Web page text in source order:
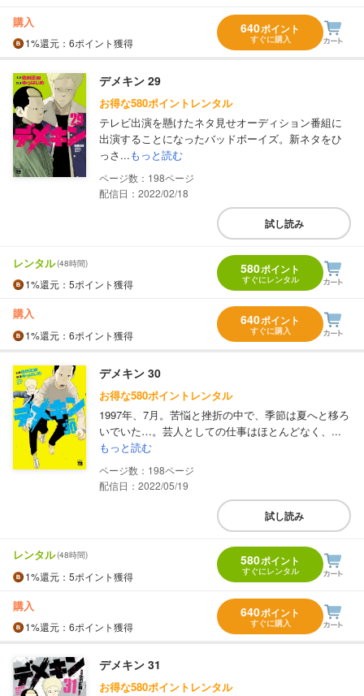
購入
1%還元 ：6ポイント獲得
640ポイント
すぐに購入
デメキン 29
お得な580ポイントレンタル
テレビ出演を懸けたネタ見せオーディション番組に
出演することになったバッドボーイズ。新ネタをひ
っさ...もっと読む
198
配信日：2022/02/18
試し読み
レンタル(48時間)
1%還元 ：5ポイント獲得
580ポイント
すぐにレンタル
購入
1%還元 ：6ポイント獲得
640ポイント
すぐに購入
デメキン 30
お得な580ポイントレンタル
1997年、7月。苦悩と挫折の中で、季節は夏へと移ろ
いでいた…。芸人としての仕事はほとんどなく、...
もっと読む
198
配信日：2022/05/19
試し読み
レンタル(48時間)
1%還元 ：5ポイント獲得
580ポイント
すぐにレンタル
購入
1%還元 ：6ポイント獲得
640ポイント
すぐに購入
デメキン 31
お得な580ポイントレンタル